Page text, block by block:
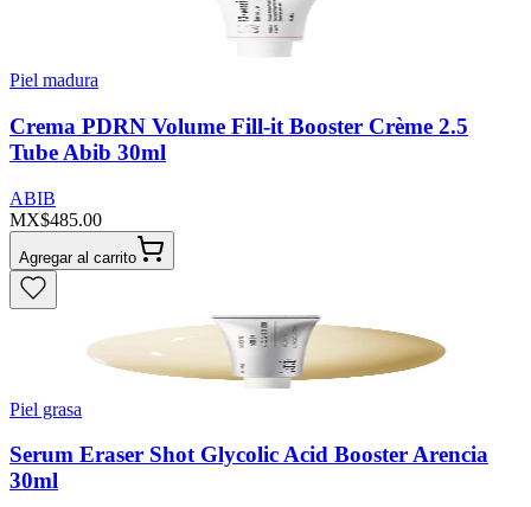
Piel madura
Crema PDRN Volume Fill-it Booster Crème 2.5
Tube Abib 30ml
ABIB
MX$485.00
Agregar al carrito
Piel grasa
Serum Eraser Shot Glycolic Acid Booster Arencia
30ml